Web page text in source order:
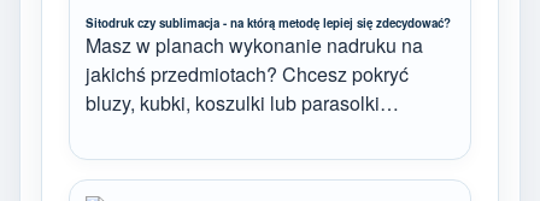
Sitodruk czy sublimacja - na którą metodę lepiej się zdecydować?
Masz w planach wykonanie nadruku na
jakichś przedmiotach? Chcesz pokryć
bluzy, kubki, koszulki lub parasolki…